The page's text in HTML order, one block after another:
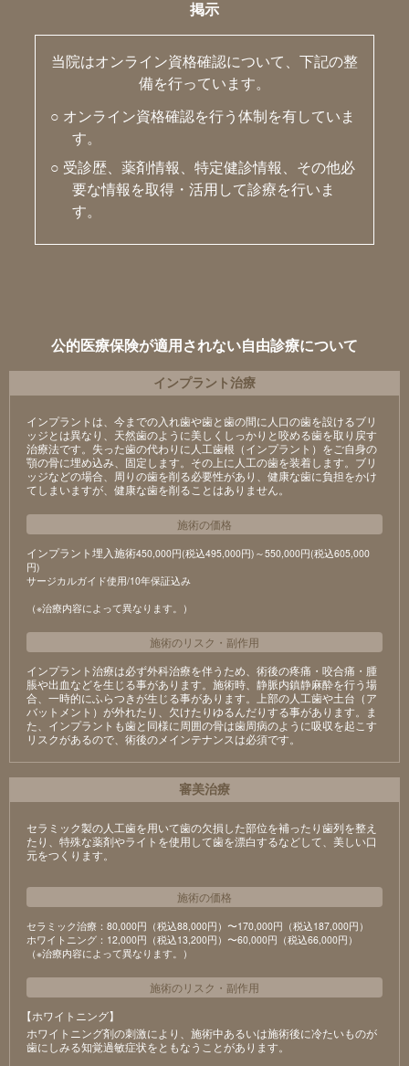
掲示
当院はオンライン資格確認について、下記の整
備を行っています。
○ オンライン資格確認を行う体制を有していま
す。
○ 受診歴、薬剤情報、特定健診情報、その他必
要な情報を取得・活用して診療を行いま
す。
公的医療保険が適用されない自由診療について
インプラント治療
インプラントは、今までの入れ歯や歯と歯の間に人口の歯を設けるブリ
ッジとは異なり、天然歯のように美しくしっかりと咬める歯を取り戻す
治療法です。失った歯の代わりに人工歯根（インプラント）をご自身の
顎の骨に埋め込み、固定します。その上に人工の歯を装着します。ブリ
ッジなどの場合、周りの歯を削る必要性があり、健康な歯に負担をかけ
てしまいますが、健康な歯を削ることはありません。
施術の価格
インプラント埋入施術450,000円(税込495,000円)～550,000円(税込605,000
円)
サージカルガイド使用/10年保証込み
（※治療内容によって異なります。）
施術のリスク ・ 副作用
インプラント治療は必ず外科治療を伴うため、術後の疼痛・咬合痛・腫
脹や出血などを生じる事があります。施術時、静脈内鎮静麻酔を行う場
合、一時的にふらつきが生じる事があります。上部の人工歯や土台（ア
バットメント）が外れたり、欠けたりゆるんだりする事があります。ま
た、インプラントも歯と同様に周囲の骨は歯周病のように吸収を起こす
リスクがあるので、術後のメインテナンスは必須です。
審美治療
セラミック製の⼈⼯⻭を⽤いて⻭の⽋損した部位を補ったり⻭列を整え
たり、特殊な薬剤やライトを使⽤して⻭を漂⽩するなどして、美しい⼝
元をつくります。
施術の価格
セラミック治療：80,000円（税込88,000円）〜170,000円（税込187,000円）
ホワイトニング：12,000円（税込13,200円）〜60,000円（税込66,000円）
（※治療内容によって異なります。）
施術のリスク ・ 副作用
【ホワイトニング】
ホワイトニング剤の刺激により、施術中あるいは施術後に冷たいものが
⻭にしみる知覚過敏症状をともなうことがあります。